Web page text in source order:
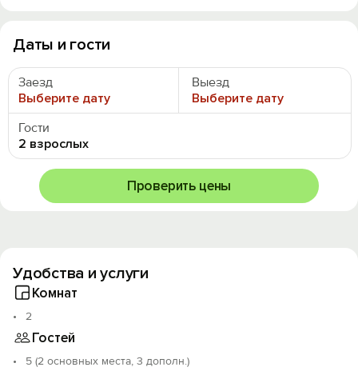
комфортного проживания: удобный раскладной
диван, двуспальная кровать, чистое постельное
белье, свежие полотенца.
На кухне есть: холодильник, микроволновка, вся
необходимая посуда, приборы.
Так же предоставляется: гладильная доска, утюг,
сушилка, фен.
Стоимость может меняться в зависимости от срока
проживания, в праздничные и выходные дни.
Даты и гости
Заезд
Выберите дату
Выезд
Выберите дату
Гости
2 взрослых
Проверить цены
Удобства и услуги
Комнат
2
Гостей
5 (2 основных места, 3 дополн.)